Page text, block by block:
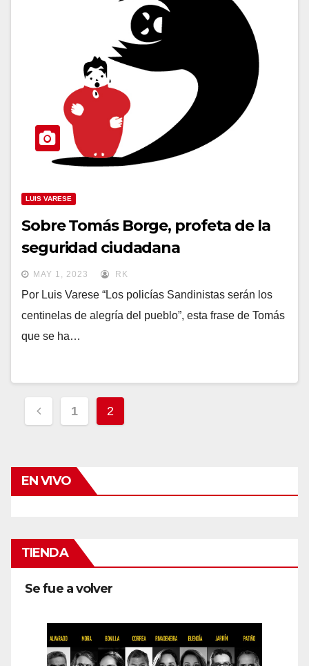
LUIS VARESE
Sobre Tomás Borge, profeta de la
seguridad ciudadana
MAY 1, 2023 RK
Por Luis Varese “Los policías Sandinistas serán los
centinelas de alegría del pueblo”, esta frase de Tomás
que se ha…
Navegación
de
1 2
EN VIVO
TIENDA
Se fue a volver